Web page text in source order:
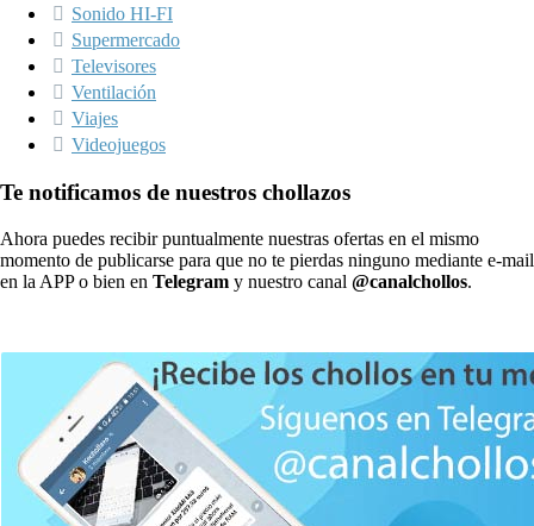
Sonido HI-FI
Supermercado
Televisores
Ventilación
Viajes
Videojuegos
Te notificamos de nuestros chollazos
Ahora puedes recibir puntualmente nuestras ofertas en el mismo
momento de publicarse para que no te pierdas ninguno mediante e-mail
en la APP o bien en Telegram y nuestro canal @canalchollos.